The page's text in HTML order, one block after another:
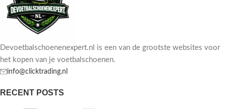
Devoetbalschoenenexpert.nl is een van de grootste websites voor
het kopen van je voetbalschoenen.
info@clicktrading.nl
RECENT POSTS